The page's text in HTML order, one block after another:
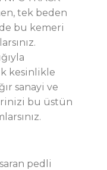
tek beden
bu kemeri
kesinlikle
sanayi ve
bu üstün
pedli